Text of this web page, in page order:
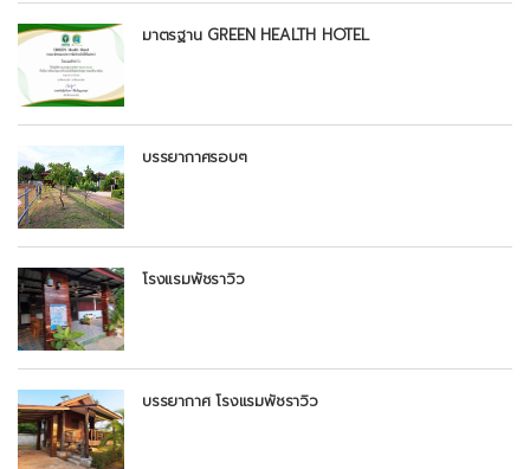
มาตรฐาน GREEN HEALTH HOTEL
บรรยากาศรอบๆ
โรงแรมพัชราวิว
บรรยากาศ โรงแรมพัชราวิว